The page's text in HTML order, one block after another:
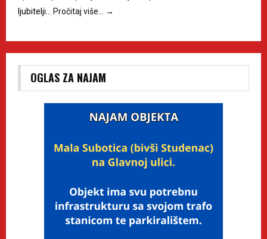
ljubitelji…
Pročitaj više… →
OGLAS ZA NAJAM